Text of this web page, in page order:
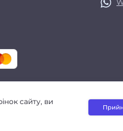
сайту, ви